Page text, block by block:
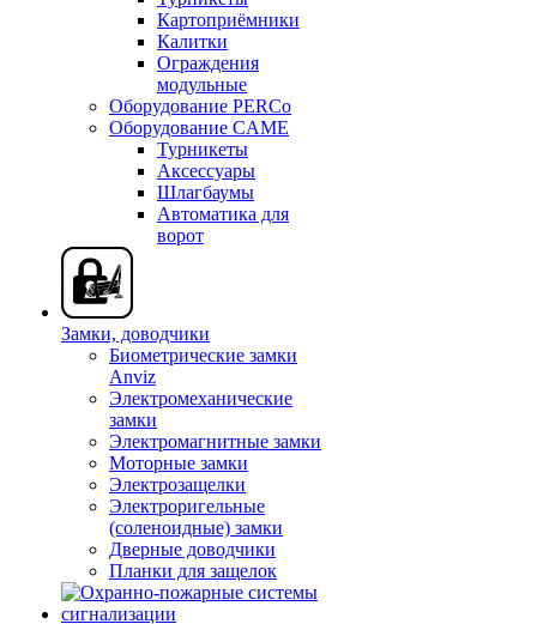
Картоприёмники
Калитки
Ограждения
модульные
Оборудование PERCo
Оборудование CAME
Турникеты
Аксессуары
Шлагбаумы
Автоматика для
ворот
Замки, доводчики
Биометрические замки
Anviz
Электромеханические
замки
Электромагнитные замки
Моторные замки
Электрозащелки
Электроригельные
(cоленоидные) замки
Дверные доводчики
Планки для защелок